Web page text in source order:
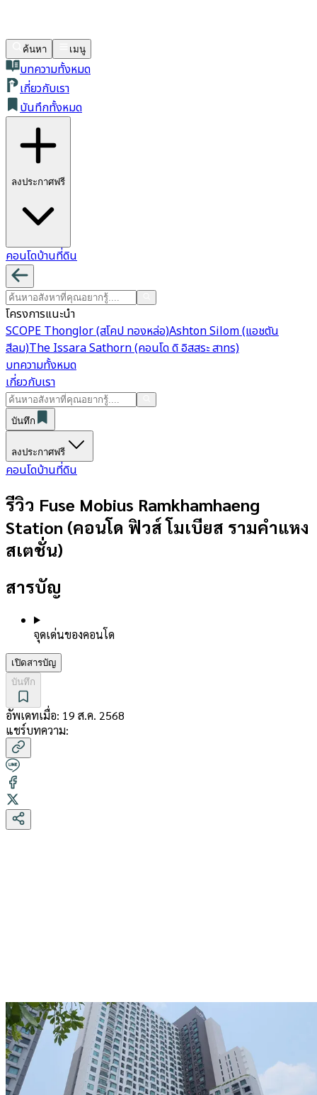
ค้นหา เมนู
บทความทั้งหมด
เกี่ยวกับเรา
บันทึกทั้งหมด
ลงประกาศฟรี
คอนโดบ้านที่ดิน
โครงการแนะนำ
SCOPE Thonglor (สโคป ทองหล่อ)Ashton Silom (แอชตัน
สีลม)The Issara Sathorn (คอนโด ดิ อิสสระ สาทร)
บทความทั้งหมด
เกี่ยวกับเรา
บันทึก
ลงประกาศฟรี
คอนโดบ้านที่ดิน
รีวิว Fuse Mobius Ramkhamhaeng
Station (คอนโด ฟิวส์ โมเบียส รามคำแหง
สเตชั่น)
สารบัญ
จุดเด่นของคอนโด
เปิดสารบัญ
บันทึก
อัพเดทเมื่อ: 19 ส.ค. 2568
แชร์บทความ: